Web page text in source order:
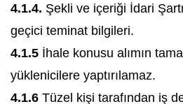
4.1.4. Şekli ve içeriği İdari
geçici teminat bilgileri.
4.1.5 İhale konusu alımın
yüklenicilere yaptırılamaz.
4.1.6 Tüzel kişi tarafından iş